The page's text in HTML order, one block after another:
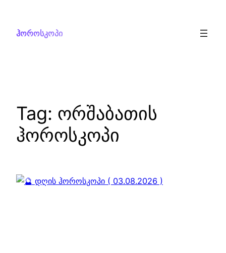
content
ჰოროსკოპი
Tag: ორშაბათის
ჰოროსკოპი